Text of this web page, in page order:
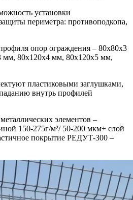
установки
периметра: противоподкопа,
опор ограждения – 80х80х3
80х120х4 мм, 80х120х5 мм,
пластиковыми заглушками,
внутрь профилей
элементов –
150-275г/м²/ 50-200 мкм+ слой
покрытие РЕДУТ-300 –